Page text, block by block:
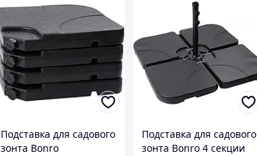
Подставка для садового
зонта Bonro
Подставка для садового
зонта Bonro 4 секции